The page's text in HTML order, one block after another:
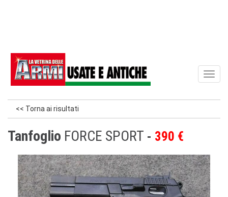
<< Torna ai risultati
Tanfoglio FORCE SPORT 390 €